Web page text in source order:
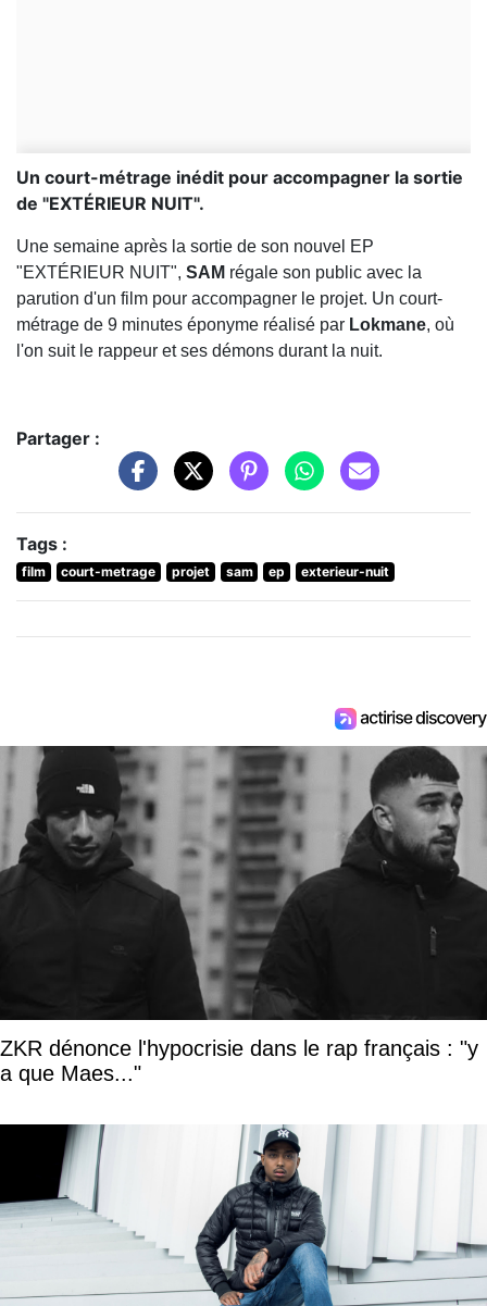
Un court-métrage inédit pour accompagner la sortie
de "EXTÉRIEUR NUIT".
Une semaine après la sortie de son nouvel EP
"EXTÉRIEUR NUIT", SAM régale son public avec la
parution d'un film pour accompagner le projet. Un court-
métrage de 9 minutes éponyme réalisé par Lokmane, où
l'on suit le rappeur et ses démons durant la nuit.
Partager :
Tags :
film court-metrage projet sam ep exterieur-nuit
ZKR dénonce l'hypocrisie dans le rap français : "y
a que Maes..."